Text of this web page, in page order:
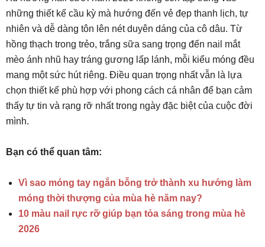
những thiết kế cầu kỳ mà hướng đến vẻ đẹp thanh lịch, tự
nhiên và dễ dàng tôn lên nét duyên dáng của cô dâu. Từ
hồng thạch trong trẻo, trắng sữa sang trọng đến nail mắt
mèo ánh nhũ hay tráng gương lấp lánh, mỗi kiểu móng đều
mang một sức hút riêng. Điều quan trọng nhất vẫn là lựa
chọn thiết kế phù hợp với phong cách cá nhân để bạn cảm
thấy tự tin và rạng rỡ nhất trong ngày đặc biệt của cuộc đời
mình.
Bạn có thể quan tâm:
Vì sao móng tay ngắn bỗng trở thành xu hướng làm
móng thời thượng của mùa hè năm nay?
10 màu nail rực rỡ giúp bạn tỏa sáng trong mùa hè
2026